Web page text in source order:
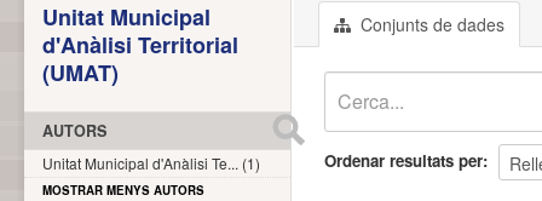
Conjunts de dades
Ordenar resultats per
Unitat Municipal
d'Anàlisi Territorial
(UMAT)
AUTORS
Unitat Municipal d'Anàlisi Te... (1)
MOSTRAR MENYS AUTORS